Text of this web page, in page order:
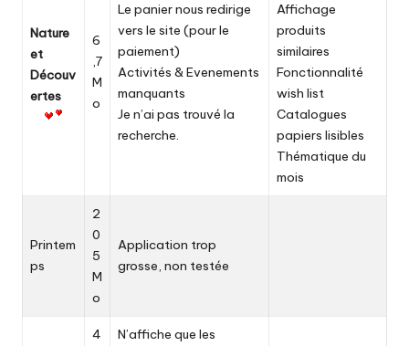
Nature
et
Découv
ertes
6
,7
M
o
Le panier nous redirige
vers le site (pour le
paiement)
Activités & Evenements
manquants
Je n’ai pas trouvé la
recherche.
Affichage
produits
similaires
Fonctionnalité
wish list
Catalogues
papiers lisibles
Thématique du
mois
Printem
ps
2
0
5
M
o
Application trop
grosse, non testée
4
N’affiche que les